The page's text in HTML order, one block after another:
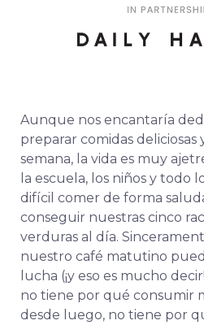
Aunque nos encantaría
preparar comidas deliciosas
semana, la vida es muy
la escuela, los niños y todo
difícil comer de forma
conseguir nuestras cinco
verduras al día.
nuestro café matutino
lucha (¡y eso es mucho
no tiene por qué consumir
desde luego, no tiene por